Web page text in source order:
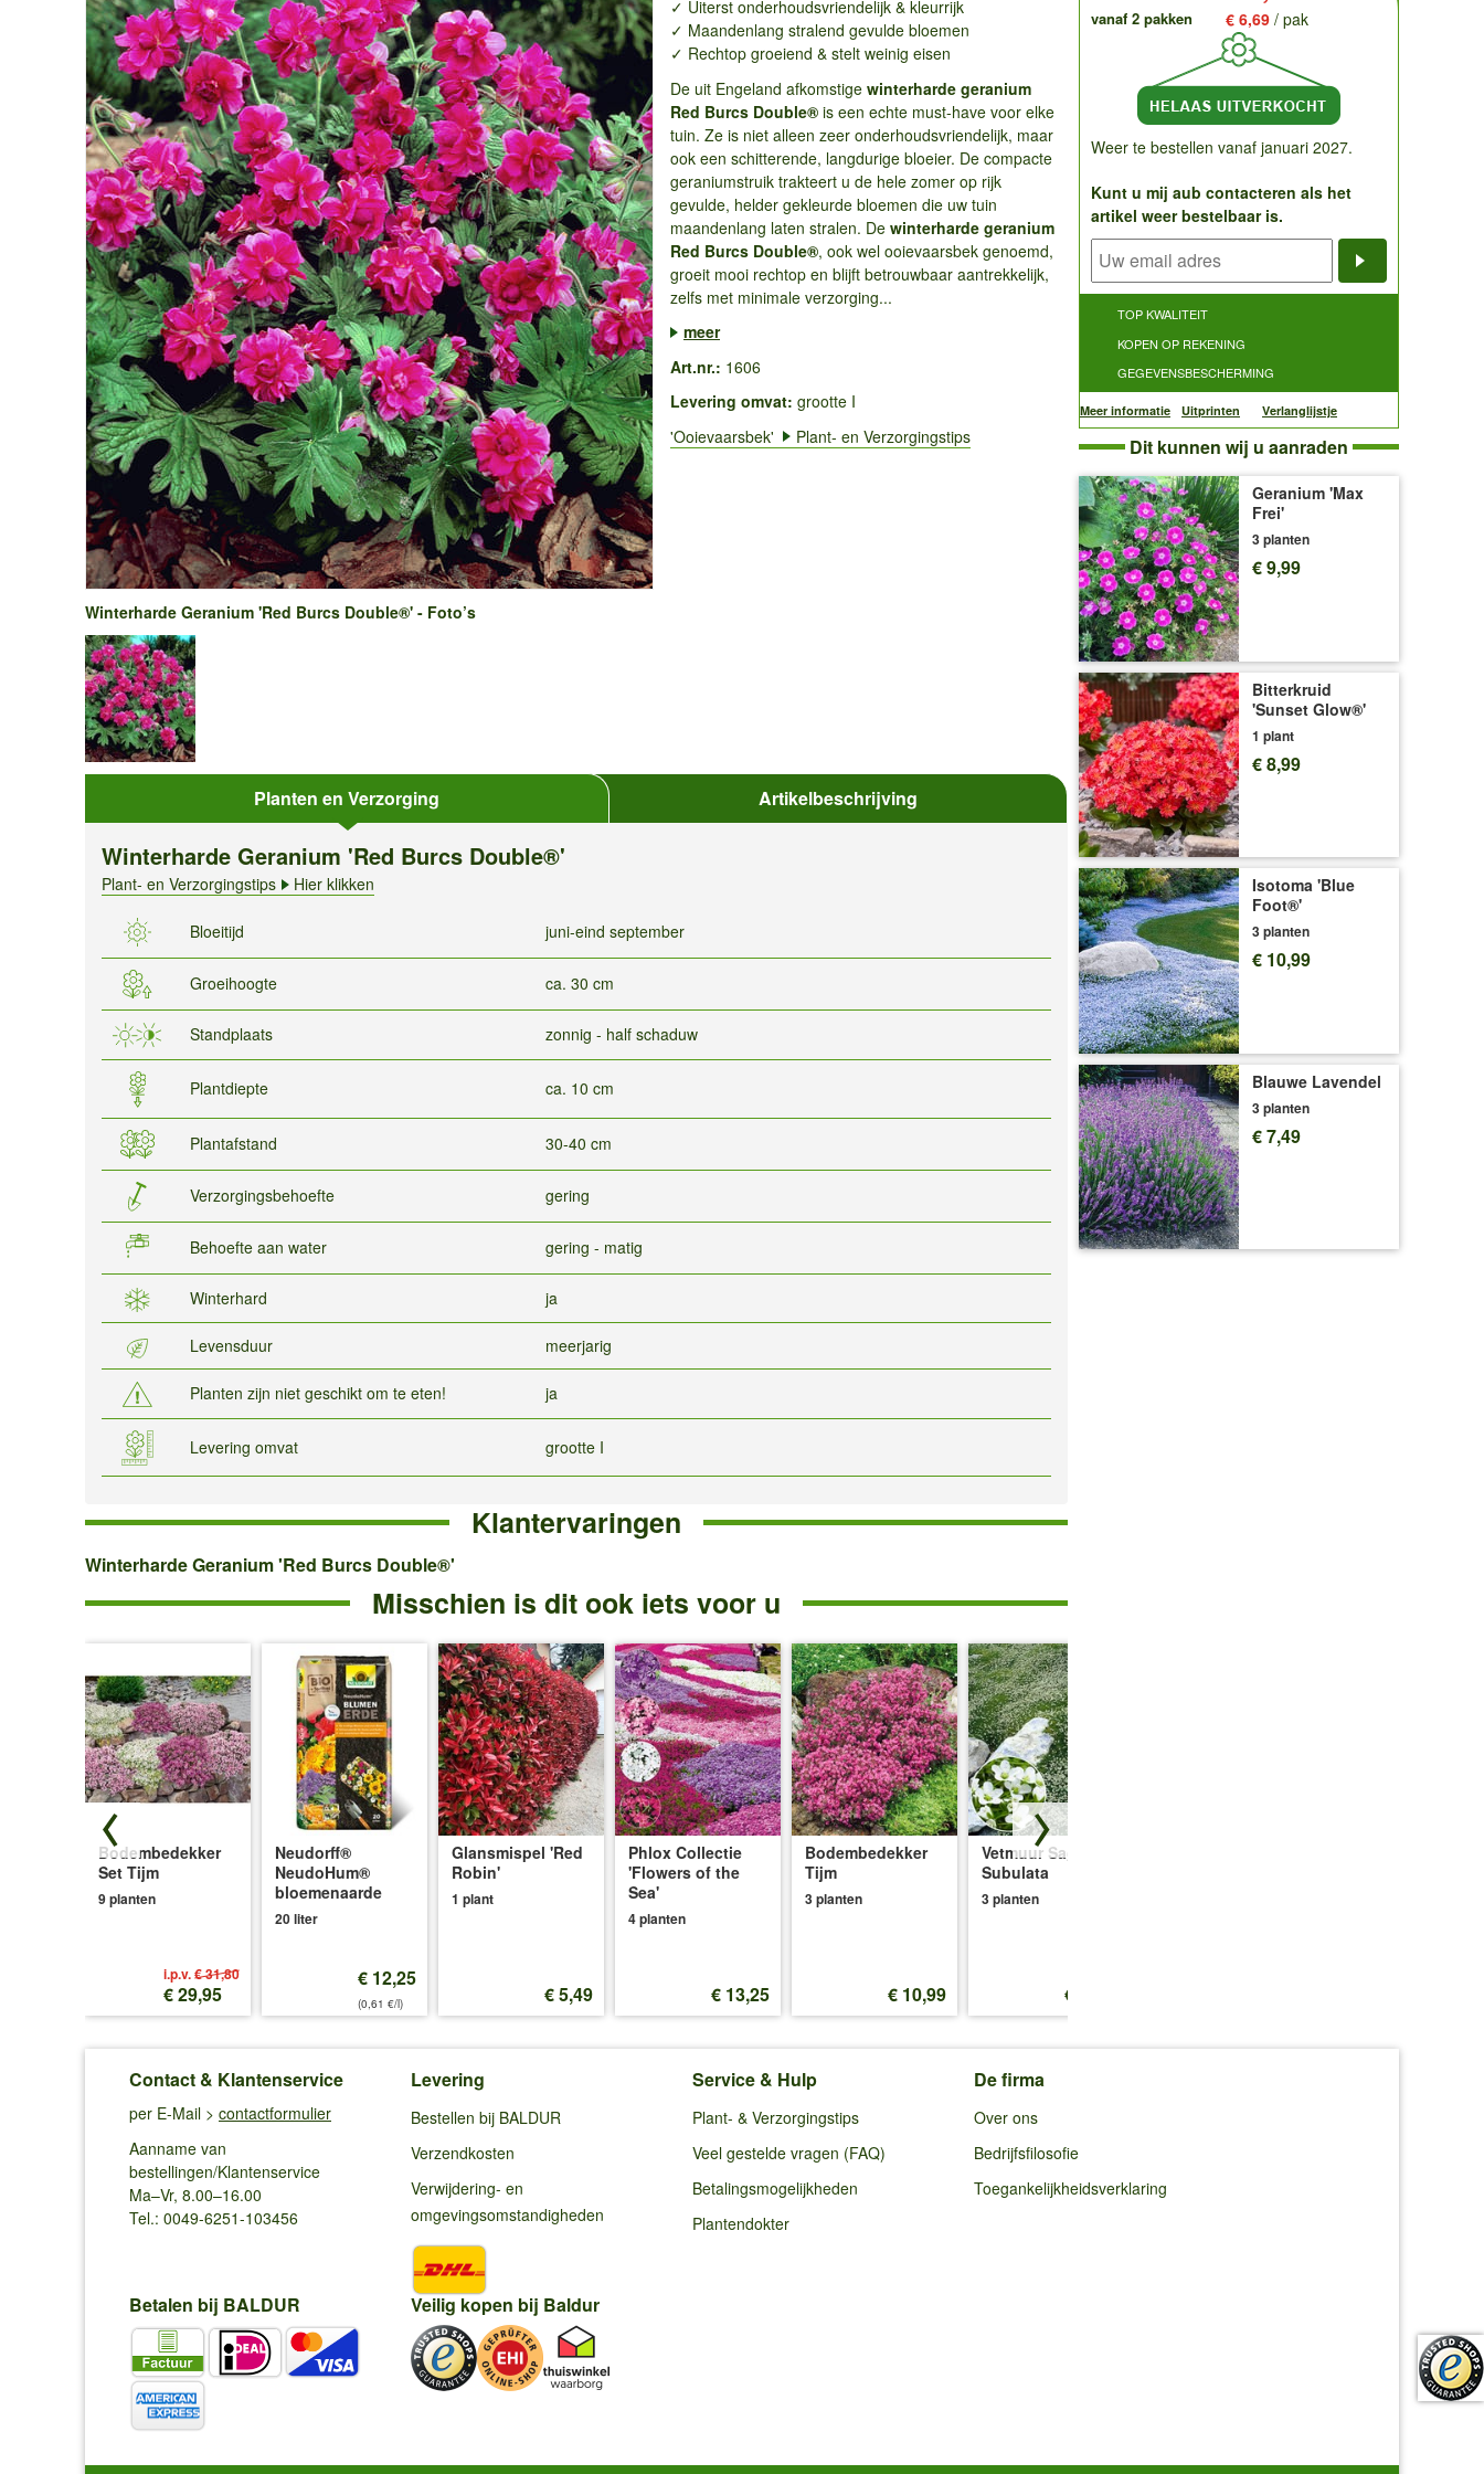
✓ Uiterst onderhoudsvriendelijk & kleurrijk
✓ Maandenlang stralend gevulde bloemen
✓ Rechtop groeiend & stelt weinig eisen
De uit Engeland afkomstige winterharde geranium
Red Burcs Double®is een echte must-have voor elke
tuin. Ze is niet alleen zeer onderhoudsvriendelijk, maar
ook een schitterende, langdurige bloeier. De compacte
geraniumstruik trakteert u de hele zomer op rijk
gevulde, helder gekleurde bloemen die uw tuin
maandenlang laten stralen. De winterharde geranium
Red Burcs Double®, ook wel ooievaarsbek genoemd,
groeit mooi rechtop en blijft betrouwbaar aantrekkelijk,
zelfs met minimale verzorging...
meer
Art.nr.: 1606
Levering omvat: grootte I
'Ooievaarsbek'
Plant- en Verzorgingstips
Winterharde Geranium 'Red Burcs Double®' - Foto’s
Planten en Verzorging Artikelbeschrijving
Winterharde Geranium 'Red Burcs Double®'
Plant- en Verzorgingstips Hier klikken
Bloeitijd juni-eind september
Groeihoogte ca. 30 cm
Standplaats zonnig - half schaduw
Plantdiepte ca. 10 cm
Plantafstand 30-40 cm
Verzorgingsbehoefte gering
Behoefte aan water gering - matig
Winterhard ja
Levensduur meerjarig
Planten zijn niet geschikt om te eten! ja
Levering omvat grootte I
Klantervaringen
Winterharde
Double®'
Winterharde Geranium 'Red Burcs Double®'
Misschien is dit ook iets voor u
Bodembedekker
Set Tijm
9 planten
i.p.v.€ 31,80
€ 29,95
Neudorff®
NeudoHum®
bloemenaarde
20 liter
€ 12,25
(0,61 €/l)
Glansmispel 'Red
Robin'
1 plant
€ 5,49
Phlox Collectie
'Flowers of the
Sea'
4 planten
€ 13,25
Bodembedekker
Tijm
3 planten
€ 10,99
Vetmuur Sagina
Subulata
3 planten
€ 10,99
vanaf 2 pakken € 6,69 / pak
Weer te bestellen vanaf januari 2027.
Kunt u mij aub contacteren als het
artikel weer bestelbaar is.
TOP KWALITEIT
KOPEN OP REKENING
GEGEVENSBESCHERMING
Meer informatie Uitprinten Verlanglijstje
Dit kunnen wij u aanraden
Geranium 'Max
Frei'
3 planten
€ 9,99
Bitterkruid
'Sunset Glow®'
1 plant
€ 8,99
Isotoma 'Blue
Foot®'
3 planten
€ 10,99
Blauwe Lavendel
3 planten
€ 7,49
Contact & Klantenservice
per E-Mail > contactformulier
Aanname van
bestellingen/Klantenservice
Ma–Vr, 8.00–16.00
Tel.: 0049-6251-103456
Levering
Bestellen bij BALDUR
Verzendkosten
Verwijdering- en
omgevingsomstandigheden
Service & Hulp
Plant- & Verzorgingstips
Veel gestelde vragen (FAQ)
Betalingsmogelijkheden
Plantendokter
De firma
Over ons
Bedrijfsfilosofie
Toegankelijkheidsverklaring
Betalen bij BALDUR Veilig kopen bij Baldur